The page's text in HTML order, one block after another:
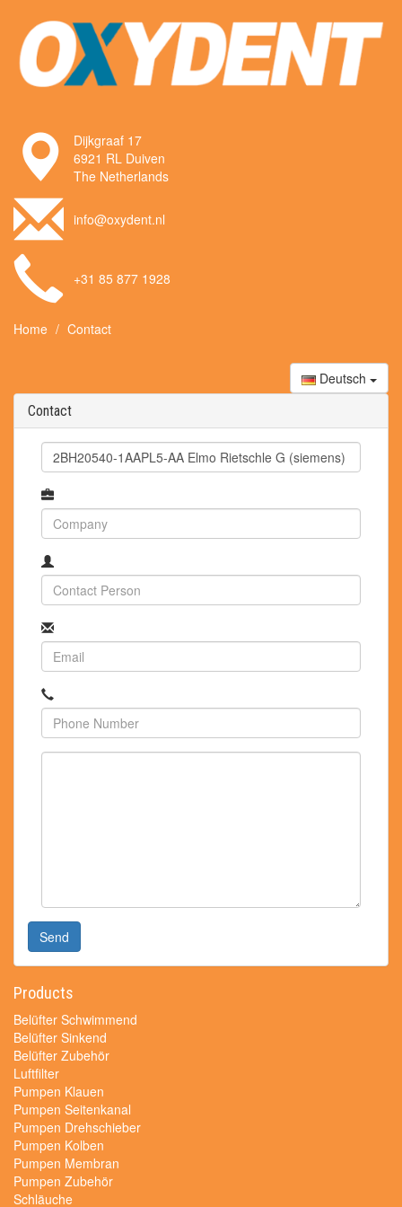
Dijkgraaf 17
6921 RL Duiven
The Netherlands
info@oxydent.nl
+31 85 877 1928
Home Contact
Deutsch
Contact
Send
Products
Belüfter Schwimmend
Belüfter Sinkend
Belüfter Zubehör
Luftfilter
Pumpen Klauen
Pumpen Seitenkanal
Pumpen Drehschieber
Pumpen Kolben
Pumpen Membran
Pumpen Zubehör
Schläuche